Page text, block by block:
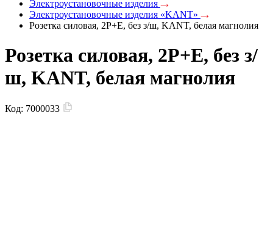
Электроустановочные изделия
Электроустановочные изделия «KANT»
Розетка силовая, 2P+E, без з/ш, KANT, белая магнолия
Розетка силовая, 2P+E, без з/
ш, KANT, белая магнолия
Код: 7000033